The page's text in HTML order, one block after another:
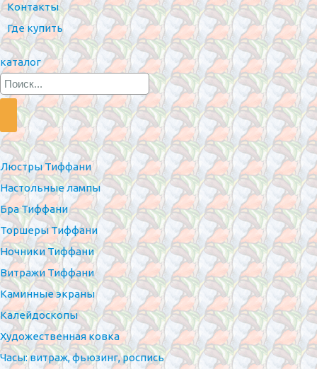
Контакты
Где купить
каталог
Люстры Тиффани
Настольные лампы
Бра Тиффани
Торшеры Тиффани
Ночники Тиффани
Витражи Тиффани
Каминные экраны
Калейдоскопы
Художественная ковка
Часы: витраж, фьюзинг, роспись